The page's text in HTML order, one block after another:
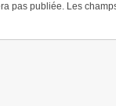
pas publiée. Les